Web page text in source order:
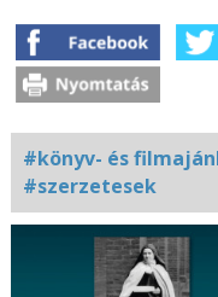
#könyv- és
#szerzetesek
Kapcsolódó
fotógaléria